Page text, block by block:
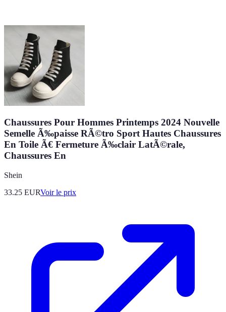
Chaussures Pour Hommes Printemps 2024 Nouvelle
Semelle Ã‰paisse RÃ©tro Sport Hautes Chaussures
En Toile Ã€ Fermeture Ã‰clair LatÃ©rale,
Chaussures En
Shein
33.25 EURVoir le prix